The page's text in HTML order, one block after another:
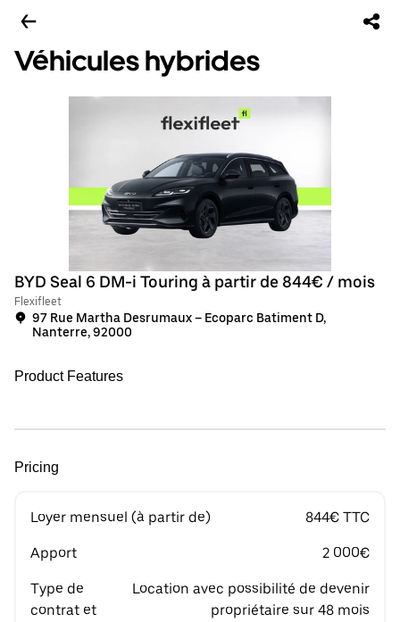
Véhicules hybrides
BYD Seal 6 DM-i Touring à partir de 844€ / mois
Flexifleet
97 Rue Martha Desrumaux – Ecoparc Batiment D,
Nanterre, 92000
Product Features
Pricing
Loyer mensuel (à partir de) 844€ TTC
Apport 2 000€
Type de
contrat et
Location avec possibilité de devenir
propriétaire sur 48 mois